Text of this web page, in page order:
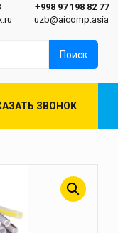
+998 97 198 82 77
uzb@aicomp.asia
ЗВОНОК